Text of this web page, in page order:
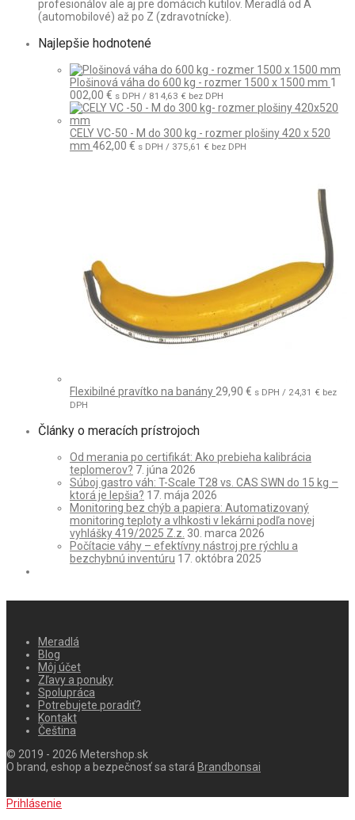
profesionálov ale aj pre domácich kutilov. Meradlá od A
(automobilové) až po Z (zdravotnícke).
Najlepšie hodnotené
Plošinová váha do 600 kg - rozmer 1500 x 1500 mm 1
002,00 € s DPH / 814,63 € bez DPH
CELY VC-50 - M do 300 kg - rozmer plošiny 420 x 520
mm 462,00 € s DPH / 375,61 € bez DPH
Flexibilné pravítko na banány 29,90 € s DPH / 24,31 € bez
DPH
Články o meracích prístrojoch
Od merania po certifikát: Ako prebieha kalibrácia
teplomerov? 7. júna 2026
Súboj gastro váh: T-Scale T28 vs. CAS SWN do 15 kg –
ktorá je lepšia? 17. mája 2026
Monitoring bez chýb a papiera: Automatizovaný
monitoring teploty a vlhkosti v lekárni podľa novej
vyhlášky 419/2025 Z.z. 30. marca 2026
Počítacie váhy – efektívny nástroj pre rýchlu a
bezchybnú inventúru 17. októbra 2025
Meradlá
Blog
Môj účet
Zľavy a ponuky
Spolupráca
Potrebujete poradiť?
Kontakt
Čeština
© 2019 - 2026 Metershop.sk
O brand, eshop a bezpečnosť sa stará Brandbonsai
Prihlásenie